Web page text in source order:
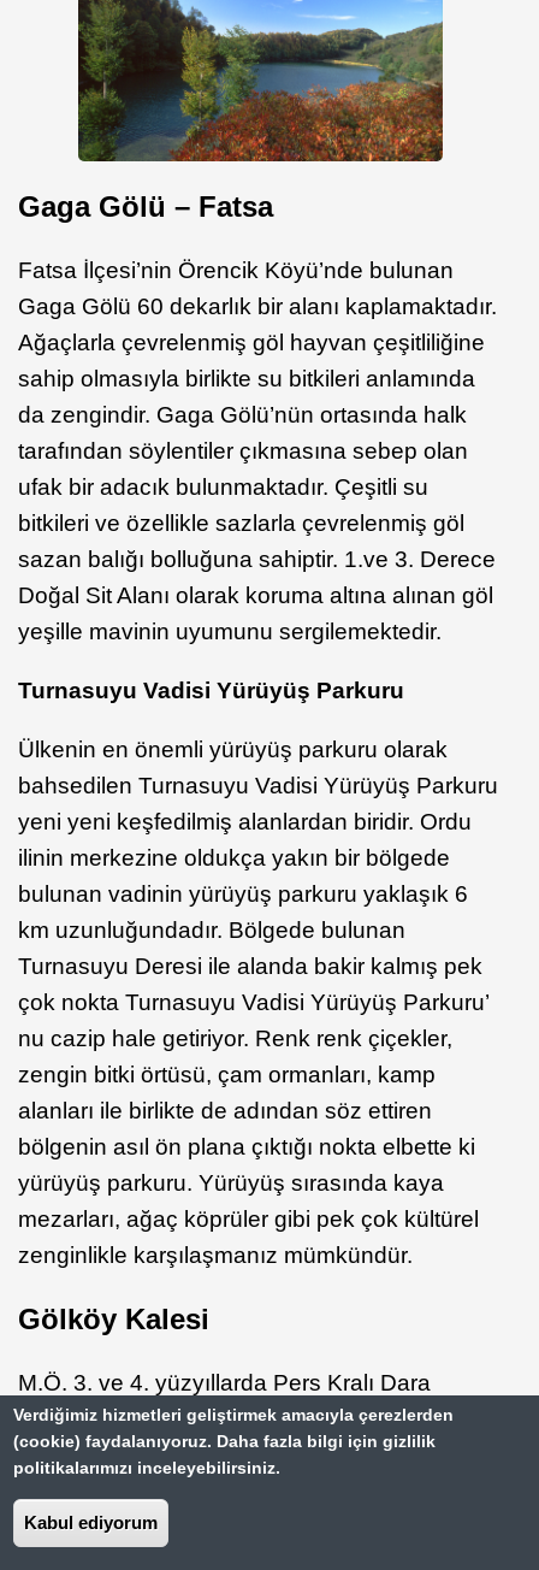
Gaga Gölü – Fatsa
Fatsa İlçesi’nin Örencik Köyü’nde bulunan
Gaga Gölü 60 dekarlık bir alanı kaplamaktadır.
Ağaçlarla çevrelenmiş göl hayvan çeşitliliğine
sahip olmasıyla birlikte su bitkileri anlamında
da zengindir. Gaga Gölü’nün ortasında halk
tarafından söylentiler çıkmasına sebep olan
ufak bir adacık bulunmaktadır. Çeşitli su
bitkileri ve özellikle sazlarla çevrelenmiş göl
sazan balığı bolluğuna sahiptir. 1.ve 3. Derece
Doğal Sit Alanı olarak koruma altına alınan göl
yeşille mavinin uyumunu sergilemektedir.
Turnasuyu Vadisi Yürüyüş Parkuru
Ülkenin en önemli yürüyüş parkuru olarak
bahsedilen Turnasuyu Vadisi Yürüyüş Parkuru
yeni yeni keşfedilmiş alanlardan biridir. Ordu
ilinin merkezine oldukça yakın bir bölgede
bulunan vadinin yürüyüş parkuru yaklaşık 6
km uzunluğundadır. Bölgede bulunan
Turnasuyu Deresi ile alanda bakir kalmış pek
çok nokta Turnasuyu Vadisi Yürüyüş Parkuru’
nu cazip hale getiriyor. Renk renk çiçekler,
zengin bitki örtüsü, çam ormanları, kamp
alanları ile birlikte de adından söz ettiren
bölgenin asıl ön plana çıktığı nokta elbette ki
yürüyüş parkuru. Yürüyüş sırasında kaya
mezarları, ağaç köprüler gibi pek çok kültürel
zenginlikle karşılaşmanız mümkündür.
Gölköy Kalesi
M.Ö. 3. ve 4. yüzyıllarda Pers Kralı Dara
tarafından yaptırılan Gölköy Kalesi şehir
merkezine yakın olan Kale Mahallesi’nde yer
ünvanına sahip olan Gölköy’ün inşa ediliş
Verdiğimiz hizmetleri geliştirmek amacıyla çerezlerden
(cookie) faydalanıyoruz. Daha fazla bilgi için gizlilik
politikalarımızı inceleyebilirsiniz.
Kabul ediyorum